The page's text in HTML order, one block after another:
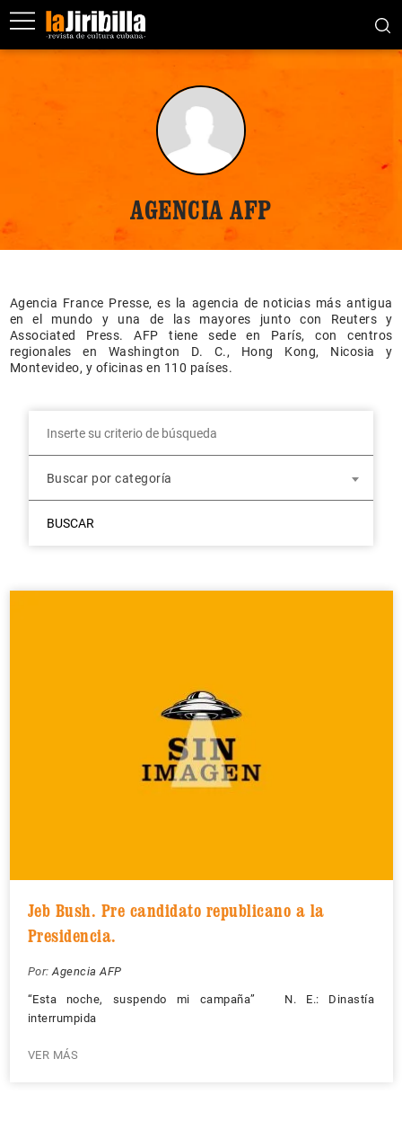
AGENCIA AFP
Agencia France Presse, es la agencia de noticias más antigua
en el mundo y una de las mayores junto con Reuters y
Associated Press. AFP tiene sede en París, con centros
regionales en Washington D. C., Hong Kong, Nicosia y
Montevideo, y oficinas en 110 países.
Buscar por categoría
BUSCAR
Jeb Bush. Pre candidato republicano a la
Presidencia.
Por: Agencia AFP
“Esta noche, suspendo mi campaña” N. E.: Dinastía
interrumpida
VER MÁS